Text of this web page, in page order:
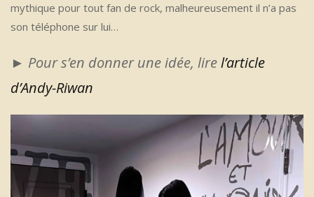
mythique pour tout fan de rock, malheureusement il n’a pas
son téléphone sur lui…
► Pour s’en donner une idée, lirel’article
d’Andy-Riwan